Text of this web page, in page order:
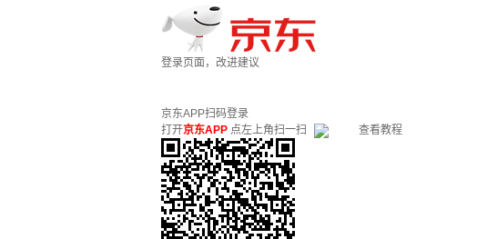
登录页面，改进建议
京东APP扫码登录
打开京东APP 点左上角扫一扫 查看教程